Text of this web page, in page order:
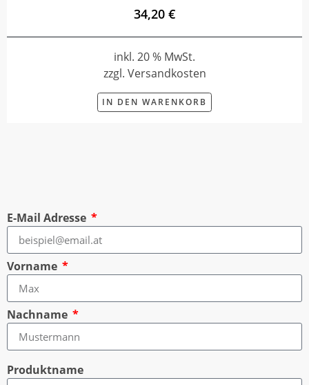
34,20 €
inkl. 20 % MwSt.
zzgl. Versandkosten
IN DEN WARENKORB
E-Mail Adresse
Vorname
Nachname
Produktname